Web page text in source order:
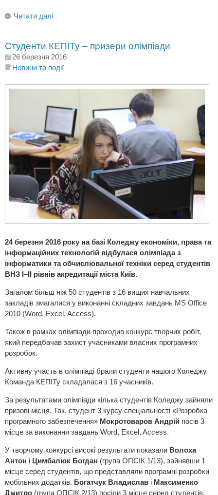
Читати далі
Студенти КЕПІТу – призери олімпіади
26 березня 2016
Новини та події
24 березня 2016 року на базі Коледжу економіки, права та
інформаційних технологій відбулася олімпіада з
інформатики та обчислювальної техніки серед студентів
ВНЗ I–II рівнів акредитації міста Київ.
Загалом більш ніж 50 студентів з 16 вищих навчальних
закладів змагалися у виконанні складних завдань MS Office
2010 (Word, Excel, Access).
Також в рамках олімпіади проходив конкурс творчих робіт,
який передбачав захист учасниками власних програмних
розробок.
Активну участь в олімпіаді брали студенти нашого Коледжу.
Команда КЕПІТу складалася з 16 учасників.
За результатами олімпіади кілька студентів Коледжу зайняли
призові місця. Так, студент 3 курсу спеціальності «Розробка
програмного забезпечення» Мокротоваров Андрій посів 3
місце за виконання завдань Word, Excel, Access.
У творчому конкурсі високі результати показали Волоха
Антон і Цимбалюк Богдан (група ОПСІК 1/13), зайнявши 1
місце серед студентів, що представляли програмні розробки
мобільних додатків. Богатчук Владислав і Максименко
Дмитро (група ОПСІК 2/13) посіли 3 місце серед студентів,